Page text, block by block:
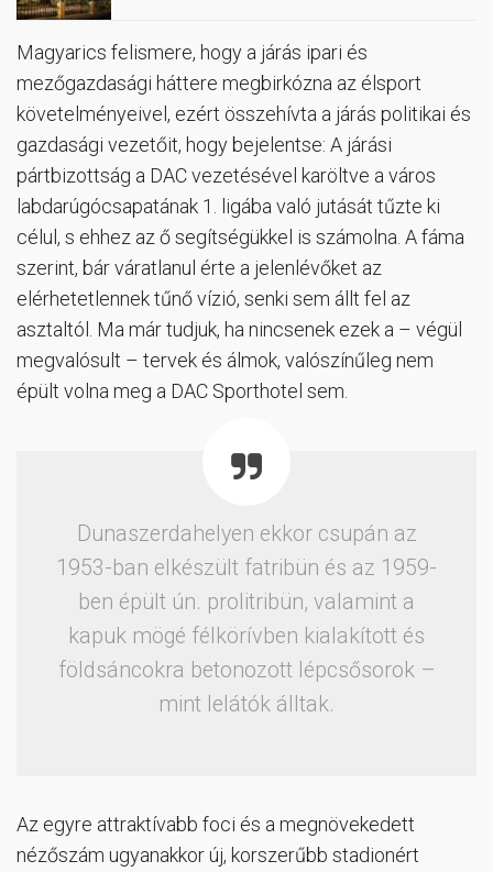
Magyarics felismere, hogy a járás ipari és
mezőgazdasági háttere megbirkózna az élsport
követelményeivel, ezért összehívta a járás politikai és
gazdasági vezetőit, hogy bejelentse: A járási
pártbizottság a DAC vezetésével karöltve a város
labdarúgócsapatának 1. ligába való jutását tűzte ki
célul, s ehhez az ő segítségükkel is számolna. A fáma
szerint, bár váratlanul érte a jelenlévőket az
elérhetetlennek tűnő vízió, senki sem állt fel az
asztaltól. Ma már tudjuk, ha nincsenek ezek a – végül
megvalósult – tervek és álmok, valószínűleg nem
épült volna meg a DAC Sporthotel sem.
Dunaszerdahelyen ekkor csupán az
1953-ban elkészült fatribün és az 1959-
ben épült ún. prolitribün, valamint a
kapuk mögé félkörívben kialakított és
földsáncokra betonozott lépcsősorok –
mint lelátók álltak.
Az egyre attraktívabb foci és a megnövekedett
nézőszám ugyanakkor új, korszerűbb stadionért